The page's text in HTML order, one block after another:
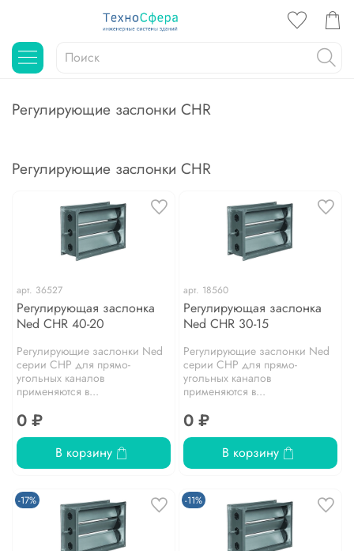
Регулирующие заслонки CHR
Регулирующие заслонки CHR
арт. 36527
Регулирующая заслонка
Ned CHR 40-20
Регулирующие заслонки Ned
серии CHP для прямо­
угольных каналов
применяются в...
0 ₽
В корзину
арт. 18560
Регулирующая заслонка
Ned CHR 30-15
Регулирующие заслонки Ned
серии CHP для прямо­
угольных каналов
применяются в...
0 ₽
В корзину
-17% -11%